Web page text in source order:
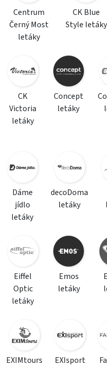
Centrum
Černý Most
letáky
CK Blue
Style letáky
CK
Victoria
letáky
Concept
letáky
Dáme
jídlo
letáky
decoDoma
letáky
Eiffel
Optic
letáky
Emos
letáky
EXIMtours
EXIsport